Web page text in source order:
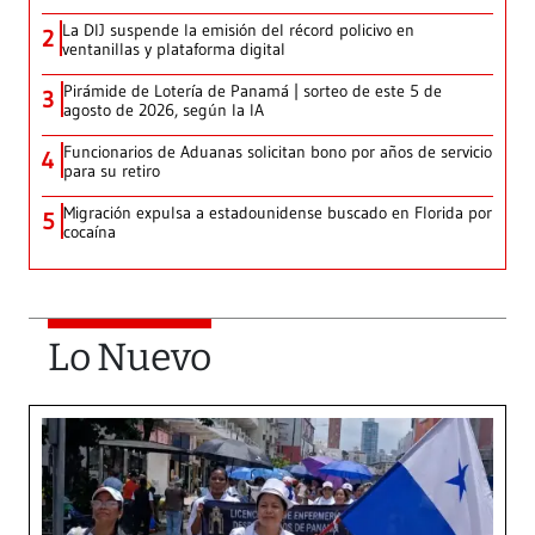
2 La DIJ suspende la emisión del récord policivo en
ventanillas y plataforma digital
3 Pirámide de Lotería de Panamá | sorteo de este 5 de
agosto de 2026, según la IA
4 Funcionarios de Aduanas solicitan bono por años de servicio
para su retiro
5 Migración expulsa a estadounidense buscado en Florida por
cocaína
Lo Nuevo